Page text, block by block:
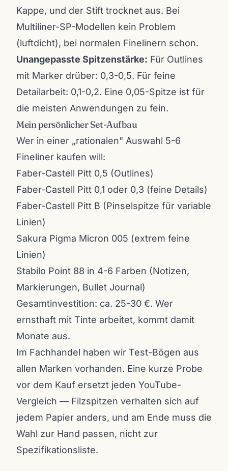
Kappe, und der Stift trocknet aus. Bei
Multiliner-SP-Modellen kein Problem
(luftdicht), bei normalen Finelinern schon.
Unangepasste Spitzenstärke: Für Outlines
mit Marker drüber: 0,3-0,5. Für feine
Detailarbeit: 0,1-0,2. Eine 0,05-Spitze ist für
die meisten Anwendungen zu fein.
Mein persönlicher Set-Aufbau
Wer in einer „rationalen" Auswahl 5-6
Fineliner kaufen will:
Faber-Castell Pitt 0,5 (Outlines)
Faber-Castell Pitt 0,1 oder 0,3 (feine Details)
Faber-Castell Pitt B (Pinselspitze für variable
Linien)
Sakura Pigma Micron 005 (extrem feine
Linien)
Stabilo Point 88 in 4-6 Farben (Notizen,
Markierungen, Bullet Journal)
Gesamtinvestition: ca. 25-30 €. Wer
ernsthaft mit Tinte arbeitet, kommt damit
Monate aus.
Im Fachhandel haben wir Test-Bögen aus
allen Marken vorhanden. Eine kurze Probe
vor dem Kauf ersetzt jeden YouTube-
Vergleich — Filzspitzen verhalten sich auf
jedem Papier anders, und am Ende muss die
Wahl zur Hand passen, nicht zur
Spezifikationsliste.